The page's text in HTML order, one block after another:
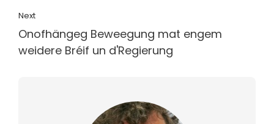
Next
Onofhängeg Beweegung mat engem
weidere Bréif un d'Regierung